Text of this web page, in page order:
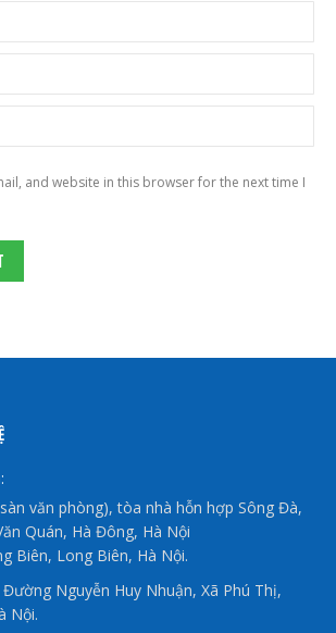
and website in this browser for the next time I
văn phòng), tòa nhà hỗn hợp Sông Đà,
Quán, Hà Đông, Hà Nội
Biên, Long Biên, Hà Nội.
Nguyễn Huy Nhuận, Xã Phú Thị,
Nội.